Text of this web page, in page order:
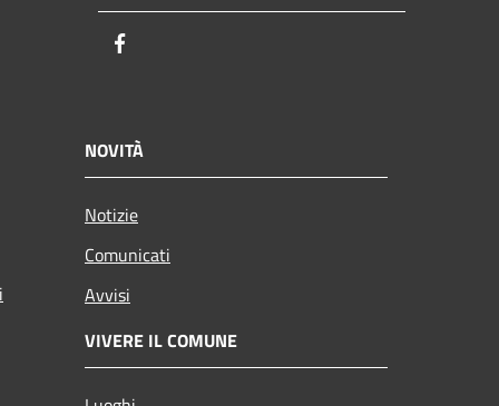
NOVITÀ
Notizie
Comunicati
Avvisi
VIVERE IL COMUNE